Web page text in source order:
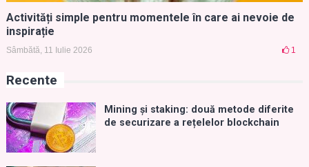
Activități simple pentru momentele în care ai nevoie de
inspirație
Sâmbătă, 11 Iulie 2026 1
Recente
Mining și staking: două metode diferite
de securizare a rețelelor blockchain